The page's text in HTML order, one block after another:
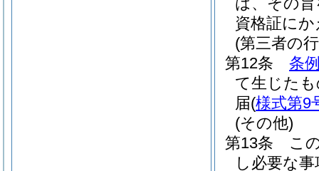
資格証に
(第三者の
第12条
条
て生じた
届(様式第9
(その他)
第13条
こ
し必要な